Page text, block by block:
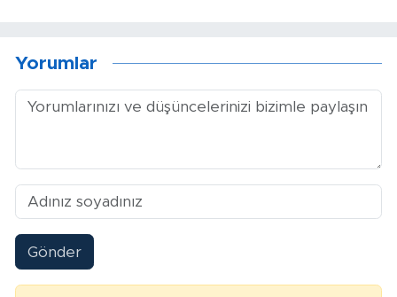
Yorumlar
Gönder